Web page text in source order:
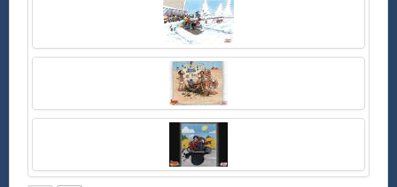
Freitag, 12. Dezember 2014 12:36 Uhr
Motomania Thema Indian Summer von Holger Aue